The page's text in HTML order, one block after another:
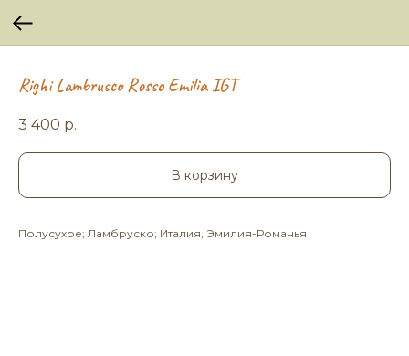
Righi Lambrusco Rosso Emilia IGT
3 400 р.
В корзину
Полусухое; Ламбруско; Италия, Эмилия-Романья